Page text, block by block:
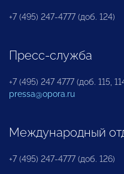
+7 (495) 247-4777 (доб. 124)
Пресс-служба
+7 (495) 247 4777 (доб. 115,
pressa@opora.ru
Международный
+7 (495) 247-4777 (доб. 126)